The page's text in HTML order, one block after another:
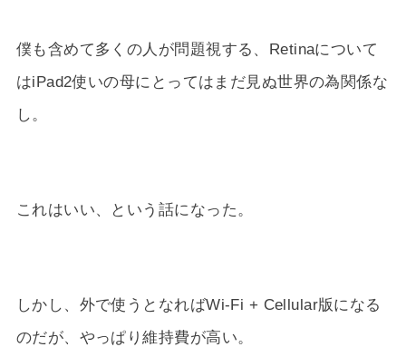
僕も含めて多くの人が問題視する、Retinaについて
はiPad2使いの母にとってはまだ見ぬ世界の為関係な
し。
これはいい、という話になった。
しかし、外で使うとなればWi-Fi + Cellular版になる
のだが、やっぱり維持費が高い。